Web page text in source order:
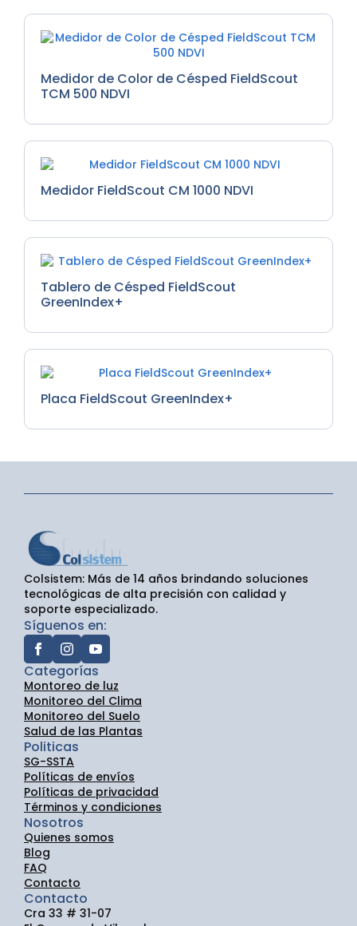
Medidor de Color de Césped FieldScout
TCM 500 NDVI
Medidor FieldScout CM 1000 NDVI
Tablero de Césped FieldScout
GreenIndex+
Placa FieldScout GreenIndex+
Colsistem: Más de 14 años brindando soluciones
tecnológicas de alta precisión con calidad y
soporte especializado.
Síguenos en:
Categorías
Montoreo de luz
Monitoreo del Clima
Monitoreo del Suelo
Salud de las Plantas
Politicas
SG-SSTA
Políticas de envíos
Políticas de privacidad
Términos y condiciones
Nosotros
Quienes somos
Blog
FAQ
Contacto
Contacto
Cra 33 # 31-07